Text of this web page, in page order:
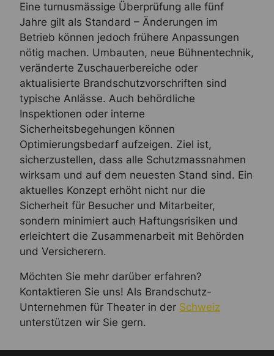
Eine turnusmässige Überprüfung alle fünf
Jahre gilt als Standard – Änderungen im
Betrieb können jedoch frühere Anpassungen
nötig machen. Umbauten, neue Bühnentechnik,
veränderte Zuschauerbereiche oder
aktualisierte Brandschutzvorschriften sind
typische Anlässe. Auch behördliche
Inspektionen oder interne
Sicherheitsbegehungen können
Optimierungsbedarf aufzeigen. Ziel ist,
sicherzustellen, dass alle Schutzmassnahmen
wirksam und auf dem neuesten Stand sind. Ein
aktuelles Konzept erhöht nicht nur die
Sicherheit für Besucher und Mitarbeiter,
sondern minimiert auch Haftungsrisiken und
erleichtert die Zusammenarbeit mit Behörden
und Versicherern.
Möchten Sie mehr darüber erfahren?
Kontaktieren Sie uns! Als Brandschutz-
Unternehmen für Theater in der Schweiz
unterstützen wir Sie gern.